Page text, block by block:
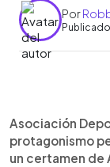
Por
►
Asociación
protagonismo
un certamen de